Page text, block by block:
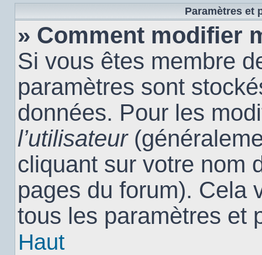
Paramètres et
» Comment modifier
Si vous êtes membre
paramètres sont
données. Pour les
l’utilisateur
cliquant sur votre nom
pages du forum). Cela
tous les paramètres et
Haut